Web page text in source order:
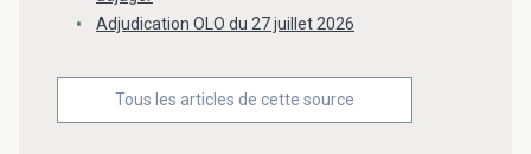
Adjudication OLO du 27 juillet 2026
Tous les articles de cette source